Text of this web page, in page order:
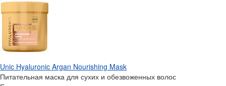
Unic Hyaluronic Argan Nourishing Mask
Питательная маска для сухих и обезвоженных волос